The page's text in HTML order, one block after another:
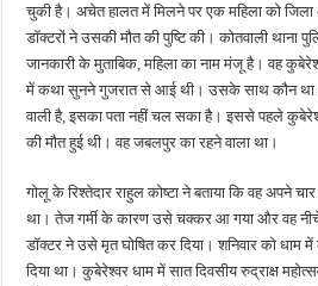
चुकी है। अचेत हालत में मिलने पर एक महिला को जिला
डॉक्टरों ने उसकी मौत की पुष्टि की। कोतवाली थाना
जानकारी के मुताबिक, महिला का नाम मंजू है। वह
में कथा सुनने गुजरात से आई थी। उसके साथ कौन था
वाली है, इसका पता नहीं चल सका है। इससे पहले
की मौत हुई थी। वह जबलपुर का रहने वाला था।
गोलू के रिश्तेदार राहुल कोष्टा ने बताया कि वह अपने
था। तेज गर्मी के कारण उसे चक्कर आ गया और वह
डॉक्टर ने उसे मृत घोषित कर दिया। शनिवार को धाम
दिया था। कुबेरेश्वर धाम में सात दिवसीय रुद्राक्ष